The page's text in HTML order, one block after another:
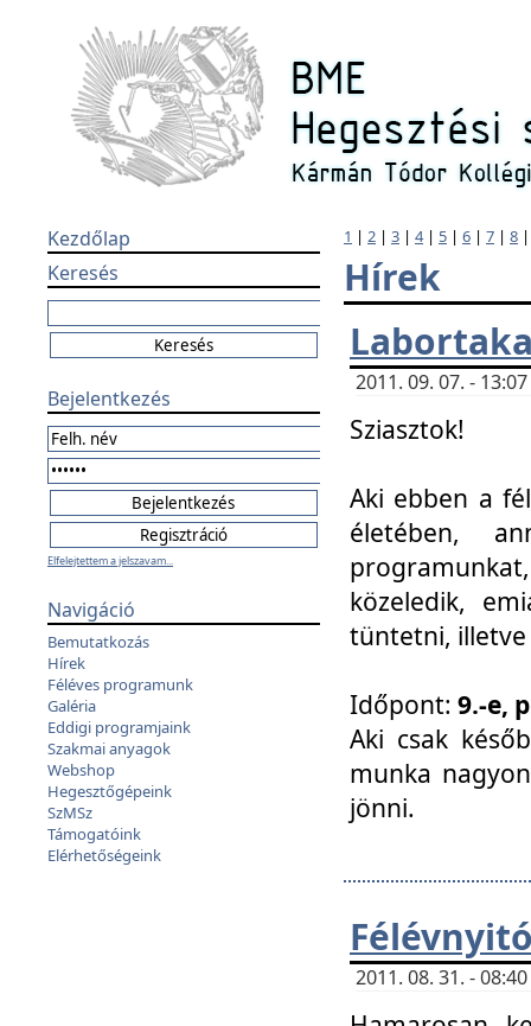
Kezdőlap
Keresés
Bejelentkezés
Elfelejtettem a jelszavam...
Navigáció
Bemutatkozás
Hírek
Féléves programunk
Galéria
Eddigi programjaink
Szakmai anyagok
Webshop
Hegesztőgépeink
SzMSz
Támogatóink
Elérhetőségeink
1 | 2 | 3 | 4| 5 | 6 | 7 | 8
Hírek
2011. 09. 07. -
Sziasztok!
Aki ebben a
életében,
közeledik,
tüntetni, illetve
Időpont: 9.-e,
Aki csak
munka
jönni.
2011. 08. 31. -